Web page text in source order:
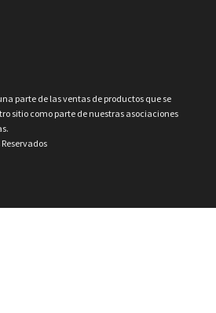
parte de las ventas de productos que se
sitio como parte de nuestras asociaciones